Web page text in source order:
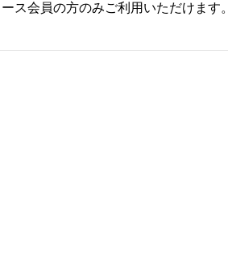
ス会員の方のみご利用いただけます。